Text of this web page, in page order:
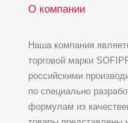
О компании
Наша компания
торговой марки
российскими
по специально
формулам из